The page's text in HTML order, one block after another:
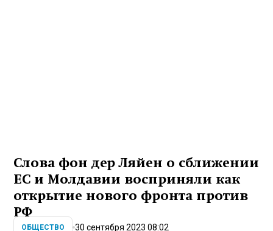
Слова фон дер Ляйен о сближении
ЕС и Молдавии восприняли как
открытие нового фронта против
РФ
ОБЩЕСТВО 30 сентября 2023 08:02